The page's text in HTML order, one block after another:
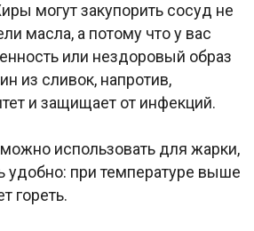
могут закупорить сосуд не
масла, а потому что у вас
или нездоровый образ
из сливок, напротив,
и защищает от инфекций.
использовать для жарки,
удобно: при температуре выше
гореть.